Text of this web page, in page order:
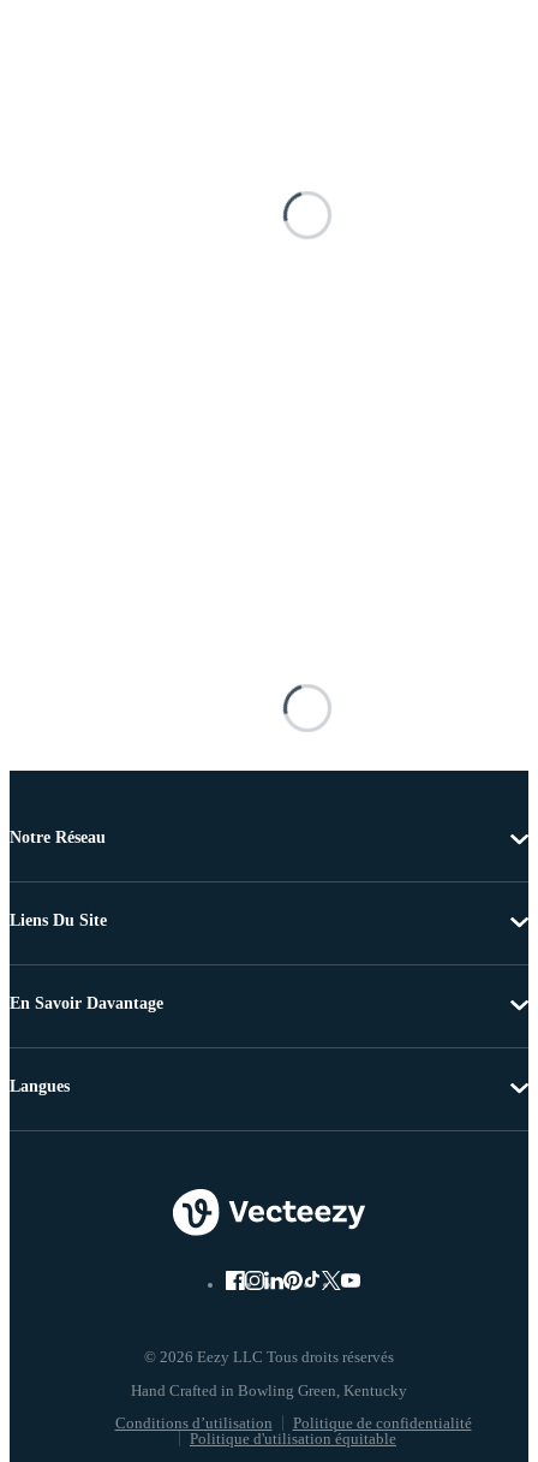
Notre Réseau
Liens Du Site
En Savoir Davantage
© 2026 Eezy LLC Tous droits réservés
Conditions d’utilisation
Politique de confidentialité
Politique d'utilisation équitable
Langues